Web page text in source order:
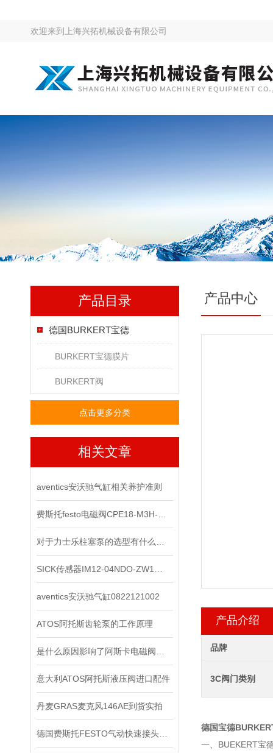
欢迎来到 上海兴拓机械设备有限公司
产品目录
德国BURKERT宝德
BURKERT宝德膜片
BURKERT阀
点击更多分类
相关文章
aventics安沃驰气缸相关养护准则
aventics安沃驰气缸0822121002
ATOS阿托斯齿轮泵的工作原理
意大利ATOS阿托斯液压阀进口配件
丹麦GRAS麦克风146AE到货实拍
产品中心
产品介绍
品牌
3C阀门类别
德国宝德
一、BUEKERT宝